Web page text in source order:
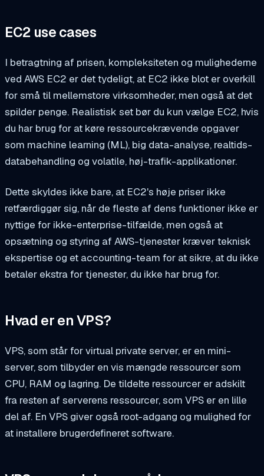
EC2 use cases
I betragtning af prisen, kompleksiteten og mulighederne
ved AWS EC2 er det tydeligt, at EC2 ikke blot er overkill
for små til mellemstore virksomheder, men også at det
spilder penge. Realistisk set bør du kun vælge EC2, hvis
du har brug for at køre ressourcekrævende opgaver
som machine learning (ML), big data-analyse, realtids-
databehandling og volatile, høj-trafik-applikationer.
Dette skyldes ikke bare, at EC2's høje priser ikke
retfærdiggør sig, når de fleste af dens funktioner ikke er
nyttige for ikke-enterprise-tilfælde, men også at
opsætning og styring af AWS-tjenester kræver teknisk
ekspertise og et accounting-team for at sikre, at du ikke
betaler ekstra for tjenester, du ikke har brug for.
Hvad er en VPS?
VPS, som står for virtual private server, er en mini-
server, som tilbyder en vis mængde ressourcer som
CPU, RAM og lagring. De tildelte ressourcer er adskilt
fra resten af serverens ressourcer, som VPS er en lille
del af. En VPS giver også root-adgang og mulighed for
at installere brugerdefineret software.